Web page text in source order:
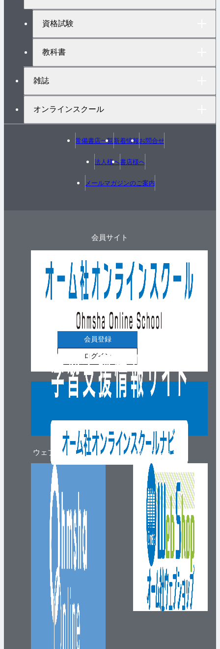
資格試験
教科書
雑誌
オンラインスクール
常備書店一覧新着情報お問合せ
法人様へ書店様へ
メールマガジンのご案内
ウェブマガジン
会員サイト
会員登録
ログイン
ウェブショップ